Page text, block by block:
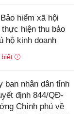
hiểm xã hội
hiện thu bảo
hộ kinh doanh
ban nhân dân tỉnh
định 844/QĐ-
Chính phủ về